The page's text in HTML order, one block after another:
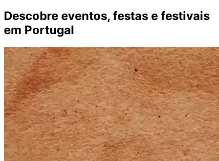
Descobre eventos, festas e festivais
em Portugal